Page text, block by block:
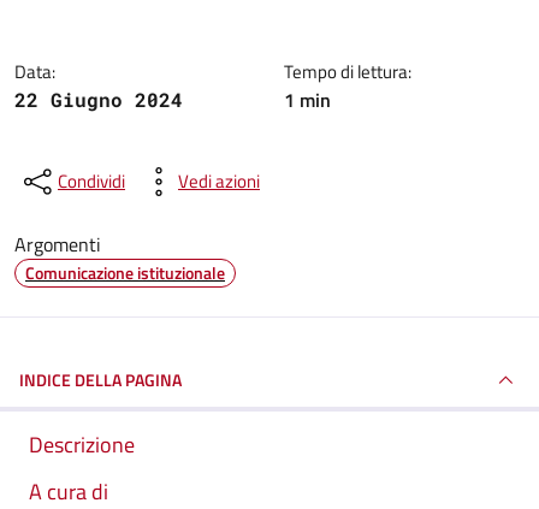
Data:
22 Giugno 2024
Tempo di lettura:
1 min
Condividi Vedi azioni
Argomenti
Comunicazione istituzionale
INDICE DELLA PAGINA
Descrizione
A cura di